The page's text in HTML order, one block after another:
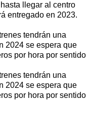
llegar al centro
entregado en 2023.
tendrán una
2024 se espera que
por hora por sentido
tendrán una
2024 se espera que
por hora por sentido